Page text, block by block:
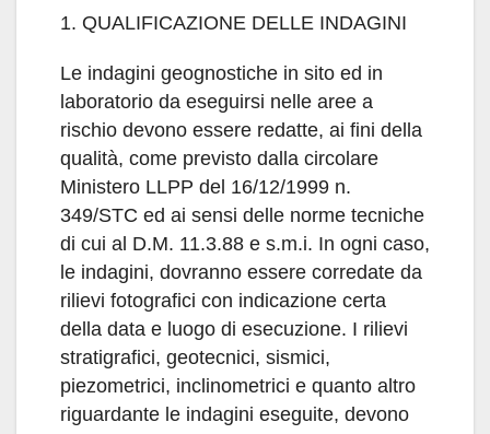
1. QUALIFICAZIONE DELLE INDAGINI
Le indagini geognostiche in sito ed in
laboratorio da eseguirsi nelle aree a
rischio devono essere redatte, ai fini della
qualità, come previsto dalla circolare
Ministero LLPP del 16/12/1999 n.
349/STC ed ai sensi delle norme tecniche
di cui al D.M. 11.3.88 e s.m.i. In ogni caso,
le indagini, dovranno essere corredate da
rilievi fotografici con indicazione certa
della data e luogo di esecuzione. I rilievi
stratigrafici, geotecnici, sismici,
piezometrici, inclinometrici e quanto altro
riguardante le indagini eseguite, devono